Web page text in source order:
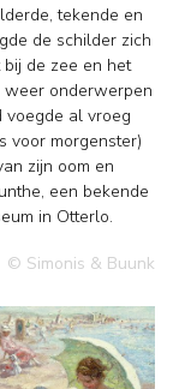
tekende en
de zee en het
weer onderwerpen
voor morgenster)
zijn oom en
een bekende
museum in Otterlo.
© Simonis & Buunk